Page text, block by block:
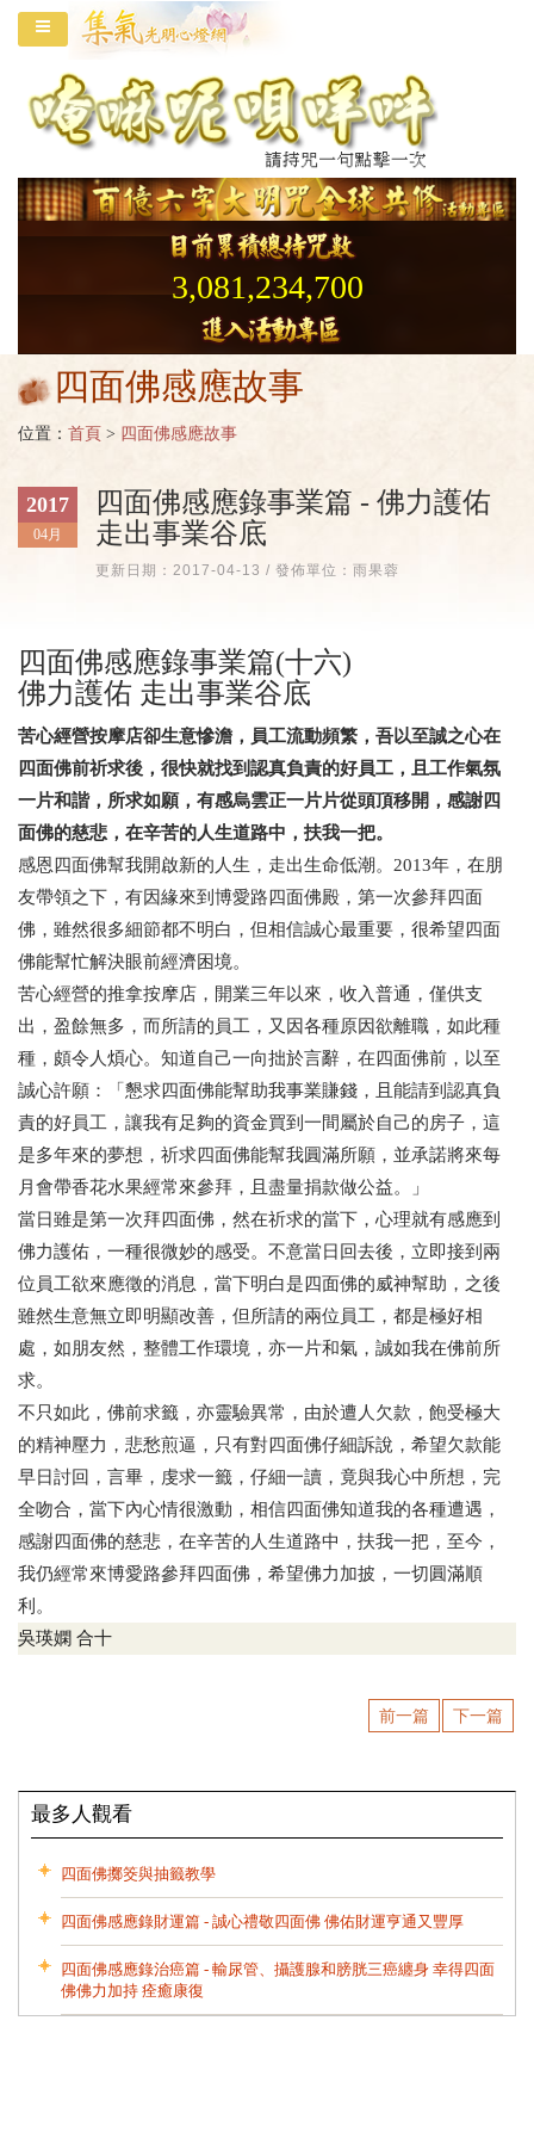
3,081,234,700
四面佛感應故事
位置： 首頁 > 四面佛感應故事
2017
04月
四面佛感應錄事業篇 - 佛力護佑
走出事業谷底
更新日期：2017-04-13 / 發佈單位：雨果蓉
四面佛感應錄事業篇(十六)
佛力護佑 走出事業谷底
苦心經營按摩店卻生意慘澹，員工流動頻繁，吾以至誠之心在
四面佛前祈求後，很快就找到認真負責的好員工，且工作氣氛
一片和諧，所求如願，有感烏雲正一片片從頭頂移開，感謝四
面佛的慈悲，在辛苦的人生道路中，扶我一把。
感恩四面佛幫我開啟新的人生，走出生命低潮。2013年，在朋
友帶領之下，有因緣來到博愛路四面佛殿，第一次參拜四面
佛，雖然很多細節都不明白，但相信誠心最重要，很希望四面
佛能幫忙解決眼前經濟困境。
苦心經營的推拿按摩店，開業三年以來，收入普通，僅供支
出，盈餘無多，而所請的員工，又因各種原因欲離職，如此種
種，頗令人煩心。知道自己一向拙於言辭，在四面佛前，以至
誠心許願：「懇求四面佛能幫助我事業賺錢，且能請到認真負
責的好員工，讓我有足夠的資金買到一間屬於自己的房子，這
是多年來的夢想，祈求四面佛能幫我圓滿所願，並承諾將來每
月會帶香花水果經常來參拜，且盡量捐款做公益。」
當日雖是第一次拜四面佛，然在祈求的當下，心理就有感應到
佛力護佑，一種很微妙的感受。不意當日回去後，立即接到兩
位員工欲來應徵的消息，當下明白是四面佛的威神幫助，之後
雖然生意無立即明顯改善，但所請的兩位員工，都是極好相
處，如朋友然，整體工作環境，亦一片和氣，誠如我在佛前所
求。
不只如此，佛前求籤，亦靈驗異常，由於遭人欠款，飽受極大
的精神壓力，悲愁煎逼，只有對四面佛仔細訴說，希望欠款能
早日討回，言畢，虔求一籤，仔細一讀，竟與我心中所想，完
全吻合，當下內心情很激動，相信四面佛知道我的各種遭遇，
感謝四面佛的慈悲，在辛苦的人生道路中，扶我一把，至今，
我仍經常來博愛路參拜四面佛，希望佛力加披，一切圓滿順
利。
吳瑛嫻 合十
前一篇 下一篇
最多人觀看
四面佛擲筊與抽籤教學
四面佛感應錄財運篇 - 誠心禮敬四面佛 佛佑財運亨通又豐厚
四面佛感應錄治癌篇 - 輸尿管、攝護腺和膀胱三癌纏身 幸得四面
佛佛力加持 痊癒康復